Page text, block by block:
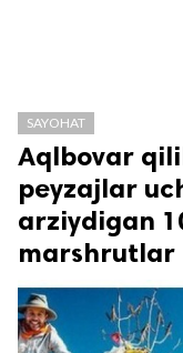
SAYOHAT
Aqlbovar
peyzajlar
arziydigan
marshrutlar